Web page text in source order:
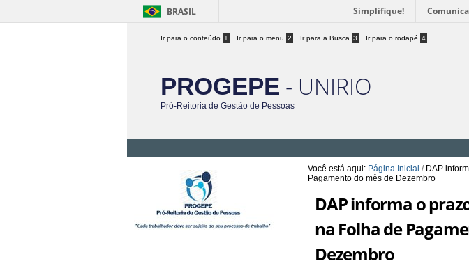
BRASIL Simplifique!
Ir para o conteúdo 1 Ir para o menu 2 Ir para a Busca 3 Ir para o rodapé 4
PROGEPE - UNIRIO
Pró-Reitoria de Gestão de Pessoas
Você está aqui: Página Inicial / DAP
Pagamento do mês de Dezembro
DAP informa o
na Folha de
Dezembro